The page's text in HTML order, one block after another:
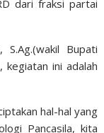
dari fraksi partai
S.Ag.(wakil Bupati
kegiatan ini adalah
hal-hal yang
Pancasila, kita